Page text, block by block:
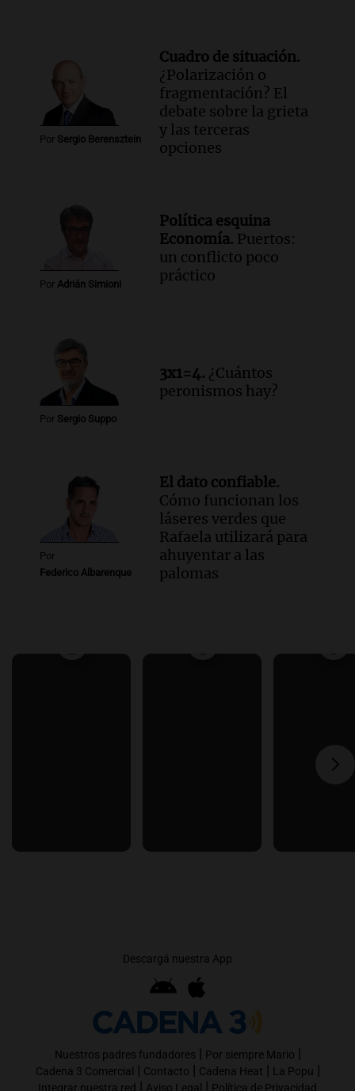
Por Sergio Berensztein
Cuadro de situación.
¿Polarización o
fragmentación? El
debate sobre la grieta
y las terceras
opciones
Por Adrián Simioni
Política esquina
Economía. Puertos:
un conflicto poco
práctico
Por Sergio Suppo
3x1=4. ¿Cuántos
peronismos hay?
Por
Federico Albarenque
El dato confiable.
Cómo funcionan los
láseres verdes que
Rafaela utilizará para
ahuyentar a las
palomas
Descargá nuestra App
Nuestros padres fundadores | Por siempre Mario |
Cadena 3 Comercial | Contacto | Cadena Heat | La Popu |
Integrar nuestra red | Aviso Legal | Política de Privacidad